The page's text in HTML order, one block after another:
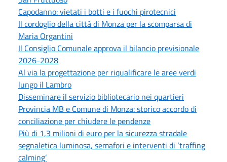
Capodanno: vietati i botti e i fuochi pirotecnici
Il cordoglio della città di Monza per la scomparsa di
Maria Organtini
Il Consiglio Comunale approva il bilancio previsionale
2026-2028
Al via la progettazione per riqualificare le aree verdi
lungo il Lambro
Disseminare il servizio bibliotecario nei quartieri
Provincia MB e Comune di Monza: storico accordo di
conciliazione per chiudere le pendenze
Più di 1,3 milioni di euro per la sicurezza stradale
segnaletica luminosa, semafori e interventi di ‘traffing
calming’